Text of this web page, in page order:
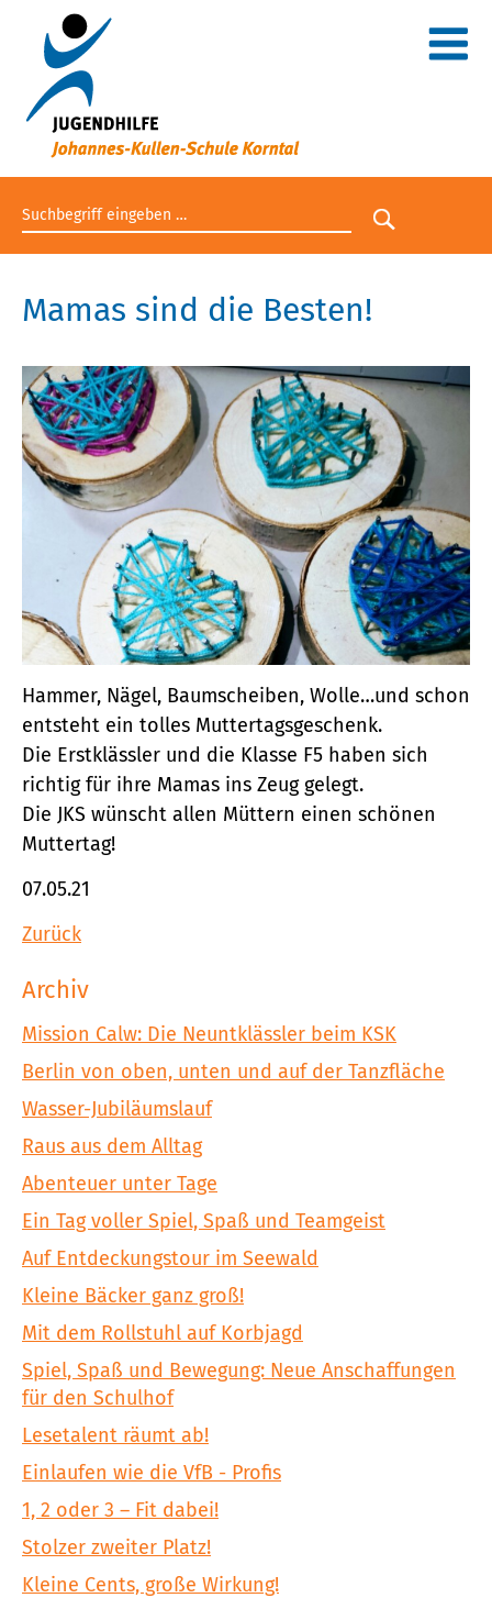
Suchbegriff eingeben
Suche
Mamas sind die Besten!
Hammer, Nägel, Baumscheiben, Wolle…und schon
entsteht ein tolles Muttertagsgeschenk.
Die Erstklässler und die Klasse F5 haben sich
richtig für ihre Mamas ins Zeug gelegt.
Die JKS wünscht allen Müttern einen schönen
Muttertag!
07.05.21
Zurück
Archiv
Mission Calw: Die Neuntklässler beim KSK
Berlin von oben, unten und auf der Tanzfläche
Wasser-Jubiläumslauf
Raus aus dem Alltag
Abenteuer unter Tage
Ein Tag voller Spiel, Spaß und Teamgeist
Auf Entdeckungstour im Seewald
Kleine Bäcker ganz groß!
Mit dem Rollstuhl auf Korbjagd
Spiel, Spaß und Bewegung: Neue Anschaffungen
für den Schulhof
Lesetalent räumt ab!
Einlaufen wie die VfB - Profis
1, 2 oder 3 – Fit dabei!
Stolzer zweiter Platz!
Kleine Cents, große Wirkung!